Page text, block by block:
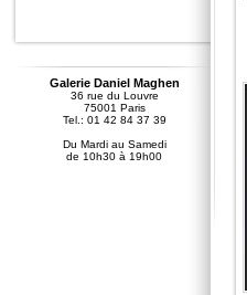
Galerie Daniel Maghen
36 rue du Louvre
75001 Paris
Tel.: 01 42 84 37 39
Du Mardi au Samedi
de 10h30 à 19h00